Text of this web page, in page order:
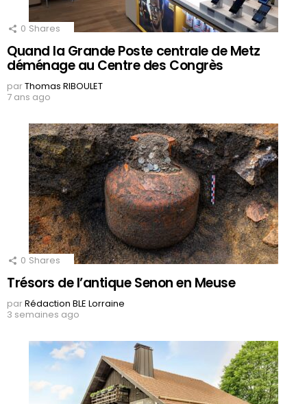
0 Shares
Quand la Grande Poste centrale de Metz
déménage au Centre des Congrès
parThomas RIBOULET
7 ans ago
0 Shares
Trésors de l’antique Senon en Meuse
parRédaction BLE Lorraine
3 semaines ago